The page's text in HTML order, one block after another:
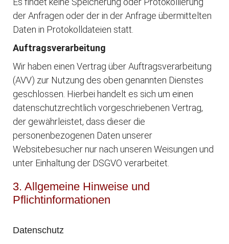
der Anfragen oder der in der Anfrage übermittelten
Daten in Protokolldateien statt.
Auftragsverarbeitung
Wir haben einen Vertrag über Auftragsverarbeitung
(AVV) zur Nutzung des oben genannten Dienstes
geschlossen. Hierbei handelt es sich um einen
datenschutzrechtlich vorgeschriebenen Vertrag,
der gewährleistet, dass dieser die
personenbezogenen Daten unserer
Websitebesucher nur nach unseren Weisungen und
unter Einhaltung der DSGVO verarbeitet.
3. Allgemeine Hinweise und
Pflichtinformationen
Datenschutz